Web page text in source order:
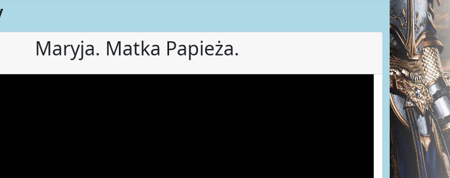
Maryja. Matka Papieża.